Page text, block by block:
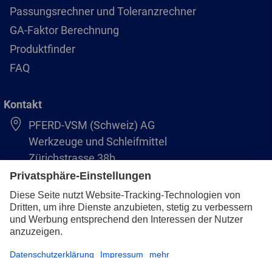
Passungsrechner und Toleranzrechner
GA-Faktor Berechnung
Produktfinder
FAQ
Kontakt
PFERD-VSM (Schweiz) AG
Werkzeuge und Schleifmittel
Zürichstrasse 38b
8306 Brüttisellen
+41 44 805 2828
info@pferd-vsm.ch